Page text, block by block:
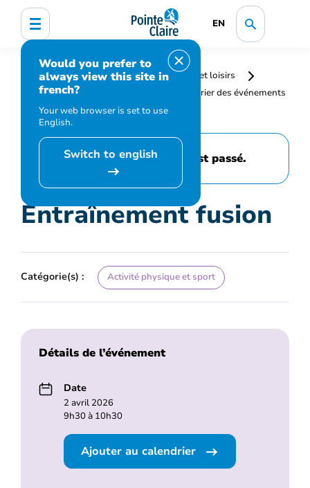
EN
Would you prefer to
always view this site in
french?
Your web browser is set to use
English.
Switch to english
Accueil
Bibliothèque, culture, sports et loisirs
Programmation et inscription
Calendrier des événements
et activités
Entraînement fusion
Cet événement est passé.
Entraînement fusion
Catégorie(s) : Activité physique et sport
Détails de l’événement
Date
2 avril 2026
9h30 à 10h30
Ajouter au calendrier